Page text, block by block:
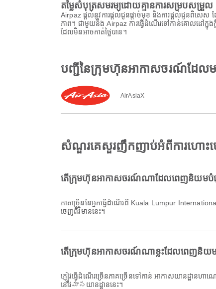
តម្លៃសំបុត្រសមរម្យដោយគ្មានការសម្របសម្រួល
Airpaz ផ្តល់នូវការផ្តល់ជូនផ្តាច់មុខ និងការផ្តល់ជូនពិសេ
ភាព។ ជាមួយនឹង Airpaz ការធ្វើដំណើរទៅកាន់គោលដៅក្
ដែលមិនអាចកាត់ថ្លៃបាន។
បញ្ជីនៃក្រុមហ៊ុនអាកាសចរណ៍ដែល
AirAsiaX
សំណួរគេសួរញឹកញាប់អំពីការហោះ
តើក្រុមហ៊ុនអាកាសចរណ៍ណាដែលពេញនិយមបំ
ភាគច្រើននៃអ្នកធ្វើដំណើរពី Kuala Lumpur
ចេញពីវិមាននេះ។
តើក្រុមហ៊ុនអាកាសចរណ៍ណាខ្លះដែលពេញនិយម
ភ្ញៀវធ្វើដំណើរច្រើនភាគច្រើនទៅកាន់ អាកាសយានដ្ឋាន
នៅវిమానយានដ្ឋាននេះ។